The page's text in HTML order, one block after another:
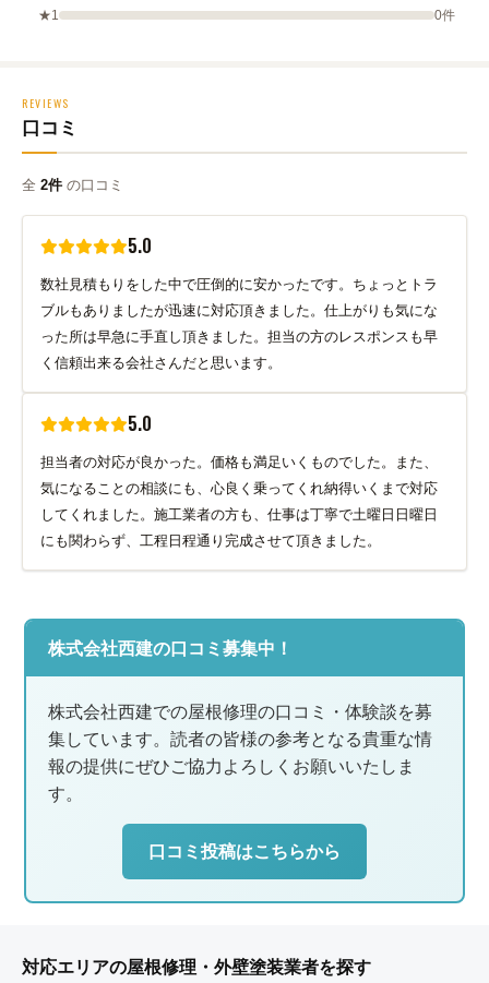
★1
0件
REVIEWS
口コミ
全 2件 の口コミ
5.0
数社見積もりをした中で圧倒的に安かったです。ちょっとトラ
ブルもありましたが迅速に対応頂きました。仕上がりも気にな
った所は早急に手直し頂きました。担当の方のレスポンスも早
く信頼出来る会社さんだと思います。
5.0
担当者の対応が良かった。価格も満足いくものでした。また、
気になることの相談にも、心良く乗ってくれ納得いくまで対応
してくれました。施工業者の方も、仕事は丁寧で土曜日日曜日
にも関わらず、工程日程通り完成させて頂きました。
株式会社西建の口コミ募集中！
株式会社西建での屋根修理の口コミ・体験談を募
集しています。読者の皆様の参考となる貴重な情
報の提供にぜひご協力よろしくお願いいたしま
す。
口コミ投稿はこちらから
対応エリアの屋根修理・外壁塗装業者を探す